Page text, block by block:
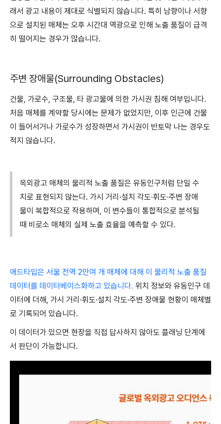
래서 광고 내용이 제대로 식별되지 않습니다. 특히 남향이나 서향
으로 설치된 매체는 오후 시간대 역광으로 인해 노출 품질이 급격
히 떨어지는 경우가 많습니다.
주변 장애물(Surrounding Obstacles)
건물, 가로수, 구조물, 타 광고물에 의한 가시권 침해 여부입니다.
처음 매체를 계약할 당시에는 문제가 없었지만, 이후 인근에 건물
이 들어서거나 가로수가 성장하면서 가시권이 반토막 나는 경우도
적지 않습니다.
옥외광고 매체의 물리적 노출 품질은 유동인구처럼 단일 수
치로 표현되지 않는다. 가시 거리·설치 각도·휘도·주변 장애
물이 복합적으로 작용하며, 이 변수들이 통합적으로 분석될
때 비로소 매체의 실제 노출 효율을 예측할 수 있다.
애드타입은 서울 전역 2만여 개 매체에 대해 이 물리적 노출 품질
데이터를 데이터베이스화하고 있습니다. 위치 정보와 유동인구 데
이터에 더해, 가시 거리·휘도·설치 각도·주변 장애물 현황이 매체별
로 기록되어 있습니다.
이 데이터가 있으면 현장을 직접 답사하지 않아도 플래닝 단계에
서 판단이 가능합니다.